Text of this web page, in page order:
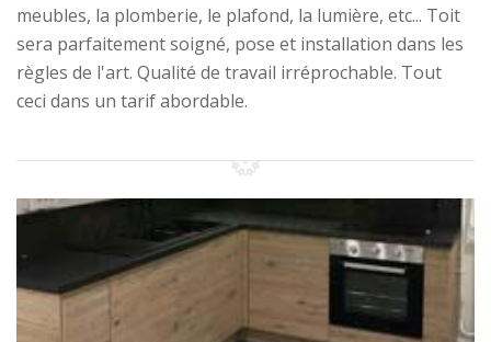
meubles, la plomberie, le plafond, la lumière, etc... Toit
sera parfaitement soigné, pose et installation dans les
règles de l'art. Qualité de travail irréprochable. Tout
ceci dans un tarif abordable.